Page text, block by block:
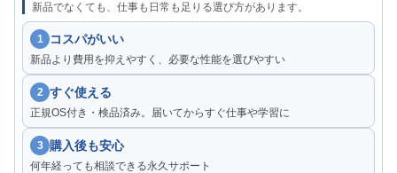
新品でなくても、仕事も日常も足りる選び方があります。
1 コスパがいい
新品より費用を抑えやすく、必要な性能を選びやすい
2 すぐ使える
正規OS付き・検品済み。届いてからすぐ仕事や学習に
3 購入後も安心
何年経っても相談できる永久サポート